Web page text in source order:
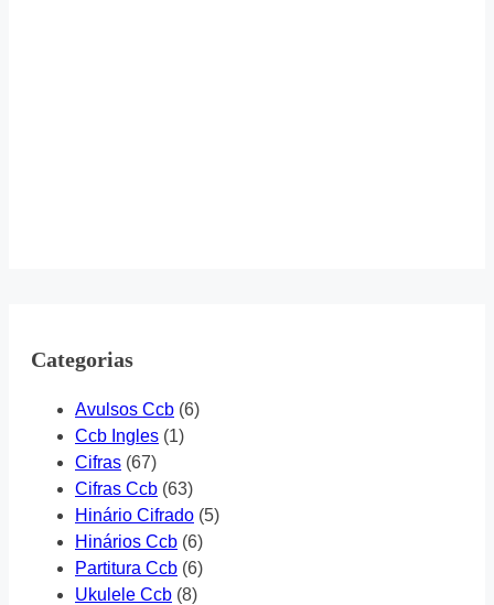
Categorias
Avulsos Ccb (6)
Ccb Ingles (1)
Cifras (67)
Cifras Ccb (63)
Hinário Cifrado (5)
Hinários Ccb (6)
Partitura Ccb (6)
Ukulele Ccb (8)